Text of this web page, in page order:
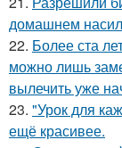
домашнем
22. Более ста
можно лишь
вылечить уже
23. "Урок для
ещё красивее.